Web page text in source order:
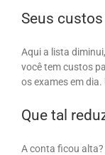
Seus
Aqui a lista
você tem custos
os exames em dia.
Que tal
A conta ficou alta?